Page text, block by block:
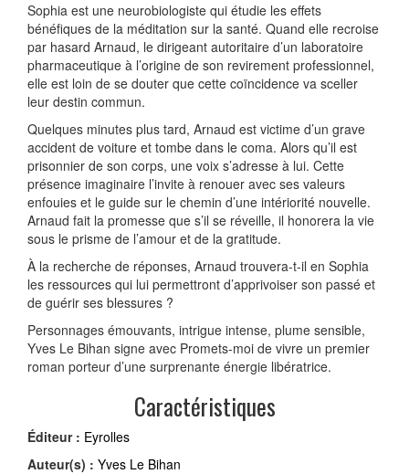
Sophia est une neurobiologiste qui étudie les effets
bénéfiques de la méditation sur la santé. Quand elle recroise
par hasard Arnaud, le dirigeant autoritaire d’un laboratoire
pharmaceutique à l’origine de son revirement professionnel,
elle est loin de se douter que cette coïncidence va sceller
leur destin commun.
Quelques minutes plus tard, Arnaud est victime d’un grave
accident de voiture et tombe dans le coma. Alors qu’il est
prisonnier de son corps, une voix s’adresse à lui. Cette
présence imaginaire l’invite à renouer avec ses valeurs
enfouies et le guide sur le chemin d’une intériorité nouvelle.
Arnaud fait la promesse que s’il se réveille, il honorera la vie
sous le prisme de l’amour et de la gratitude.
À la recherche de réponses, Arnaud trouvera-t-il en Sophia
les ressources qui lui permettront d’apprivoiser son passé et
de guérir ses blessures ?
Personnages émouvants, intrigue intense, plume sensible,
Yves Le Bihan signe avec Promets-moi de vivre un premier
roman porteur d’une surprenante énergie libératrice.
Caractéristiques
Éditeur : Eyrolles
Auteur(s) : Yves Le Bihan